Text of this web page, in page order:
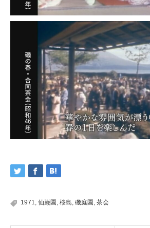
1971, 仙巌園, 桜島, 磯庭園, 茶会